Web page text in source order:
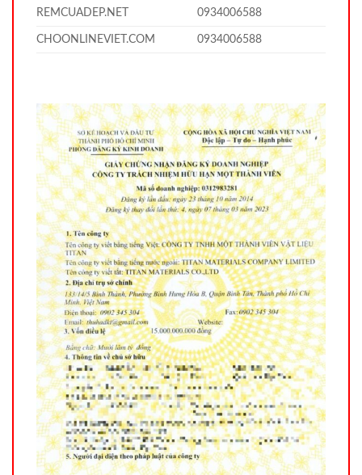
REMCUADEP.NET 0934006588
CHOONLINEVIET.COM 0934006588